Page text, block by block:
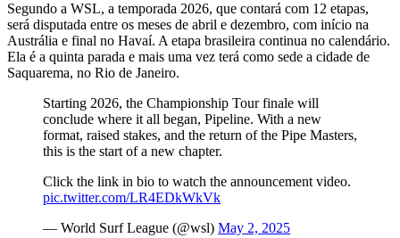
Segundo a WSL, a temporada 2026, que contará com 12 etapas,
será disputada entre os meses de abril e dezembro, com início na
Austrália e final no Havaí. A etapa brasileira continua no calendário.
Ela é a quinta parada e mais uma vez terá como sede a cidade de
Saquarema, no Rio de Janeiro.
Starting 2026, the Championship Tour finale will
conclude where it all began, Pipeline. With a new
format, raised stakes, and the return of the Pipe Masters,
this is the start of a new chapter.
Click the link in bio to watch the announcement video.
pic.twitter.com/LR4EDkWkVk
— World Surf League (@wsl) May 2, 2025